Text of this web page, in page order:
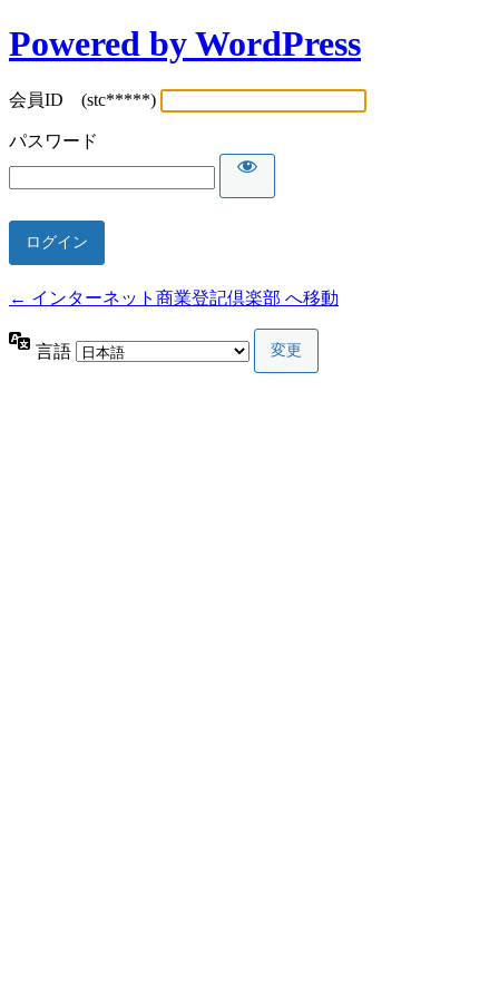
Powered by WordPress
会員ID (stc*****)
パスワード
← インターネット商業登記倶楽部 へ移動
言語